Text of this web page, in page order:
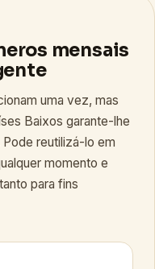
mensais
uma vez, mas
Baixos garante-lhe
reutilizá-lo em
momento e
para fins